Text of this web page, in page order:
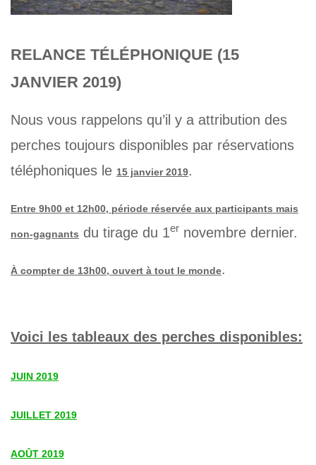
RELANCE TÉLÉPHONIQUE (15
JANVIER 2019)
Nous vous rappelons qu’il y a attribution des
perches toujours disponibles par réservations
téléphoniques le 15 janvier 2019.
Entre 9h00 et 12h00, période réservée aux participants mais
non-gagnants du tirage du 1er novembre dernier.
À compter de 13h00, ouvert à tout le monde.
Voici les tableaux des perches disponibles:
JUIN 2019
JUILLET 2019
AOÛT 2019